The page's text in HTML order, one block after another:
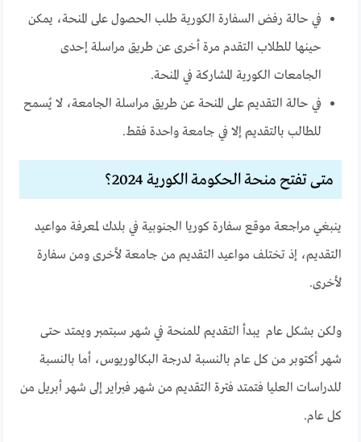
في حالة رفض السفارة الكورية طلب الحصول على المنحة، يمكن
حينها للطلاب التقدم مرة أخرى عن طريق مراسلة إحدى
الجامعات الكورية المشاركة في المنحة.
في حالة التقديم على المنحة عن طريق مراسلة الجامعة، لا يُسمح
للطالب بالتقديم إلا في جامعة واحدة فقط.
متى تفتح منحة الحكومة الكورية 2024؟
ينبغي مراجعة موقع سفارة كوريا الجنوبية في بلدك لمعرفة مواعيد
التقديم، إذ تختلف مواعيد التقديم من جامعة لأخرى ومن سفارة
لأخرى.
ولكن بشكل عام يبدأ التقديم للمنحة في شهر سبتمبر ويمتد حتى
شهر أكتوبر من كل عام بالنسبة لدرجة البكالوريوس، أما بالنسبة
للدراسات العليا فتمتد فترة التقديم من شهر فبراير إلى شهر أبريل من
كل عام.